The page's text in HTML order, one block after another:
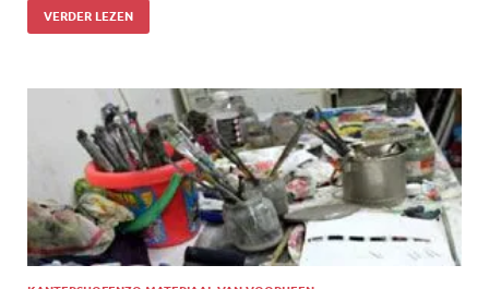
VERDER LEZEN